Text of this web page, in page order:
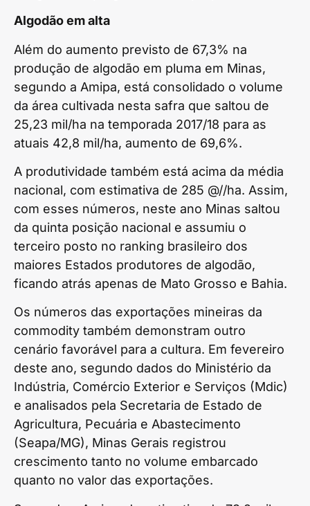
Algodão em alta
Além do aumento previsto de 67,3% na
produção de algodão em pluma em Minas,
segundo a Amipa, está consolidado o volume
da área cultivada nesta safra que saltou de
25,23 mil/ha na temporada 2017/18 para as
atuais 42,8 mil/ha, aumento de 69,6%.
A produtividade também está acima da média
nacional, com estimativa de 285 @//ha. Assim,
com esses números, neste ano Minas saltou
da quinta posição nacional e assumiu o
terceiro posto no ranking brasileiro dos
maiores Estados produtores de algodão,
ficando atrás apenas de Mato Grosso e Bahia.
Os números das exportações mineiras da
commodity também demonstram outro
cenário favorável para a cultura. Em fevereiro
deste ano, segundo dados do Ministério da
Indústria, Comércio Exterior e Serviços (Mdic)
e analisados pela Secretaria de Estado de
Agricultura, Pecuária e Abastecimento
(Seapa/MG), Minas Gerais registrou
crescimento tanto no volume embarcado
quanto no valor das exportações.